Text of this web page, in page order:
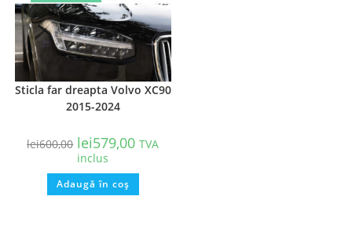
Sticla far dreapta Volvo XC90
2015-2024
lei600,00 lei579,00 TVA
inclus
Adaugă în coș